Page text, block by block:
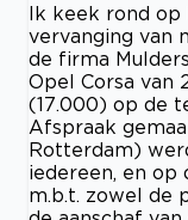
Ik keek rond op
vervanging van
de firma
Opel Corsa van
(17.000) op de
Afspraak
Rotterdam)
iedereen, en op
m.b.t. zowel de